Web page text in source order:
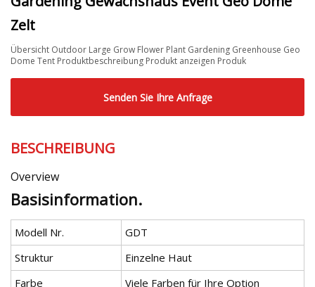
Zelt
Übersicht Outdoor Large Grow Flower Plant Gardening Greenhouse Geo
Dome Tent Produktbeschreibung Produkt anzeigen Produk
Senden Sie Ihre Anfrage
BESCHREIBUNG
Overview
Basisinformation.
Modell Nr.
GDT
Struktur
Einzelne Haut
Farbe
Viele Farben für Ihre Option